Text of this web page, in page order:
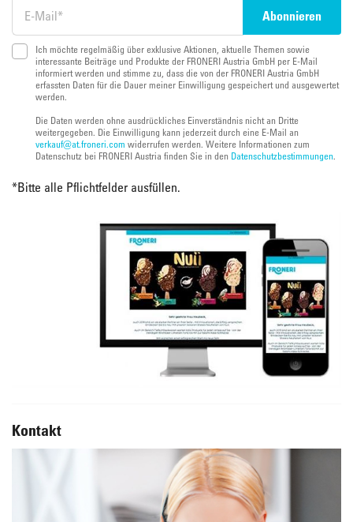
Ich möchte regelmäßig über exklusive Aktionen, aktuelle Themen sowie
interessante Beiträge und Produkte der FRONERI Austria GmbH per E-Mail
informiert werden und stimme zu, dass die von der FRONERI Austria GmbH
erfassten Daten für die Dauer meiner Einwilligung gespeichert und ausgewertet
werden.
Die Daten werden ohne ausdrückliches Einverständnis nicht an Dritte
weitergegeben. Die Einwilligung kann jederzeit durch eine E-Mail an
verkauf@at.froneri.com widerrufen werden. Weitere Informationen zum
Datenschutz bei FRONERI Austria finden Sie in den Datenschutzbestimmungen.
*Bitte alle Pflichtfelder ausfüllen.
Kontakt